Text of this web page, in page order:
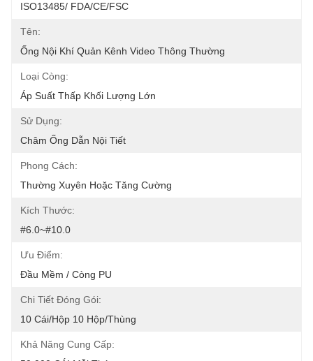
ISO13485/ FDA/CE/FSC
Tên:
Ống Nội Khí Quản Kênh Video Thông Thường
Loại Còng:
Áp Suất Thấp Khối Lượng Lớn
Sử Dụng:
Châm Ống Dẫn Nội Tiết
Phong Cách:
Thường Xuyên Hoặc Tăng Cường
Kích Thước:
#6.0~#10.0
Ưu Điểm:
Đầu Mềm / Còng PU
Chi Tiết Đóng Gói:
10 Cái/hộp 10 Hộp/thùng
Khả Năng Cung Cấp: